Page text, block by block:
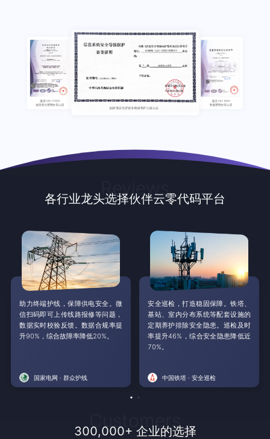
Reviews
各行业龙头选择伙伴云零代码平台
助力终端护线，保障供电安全。微
信扫码即可上传线路报修等问题，
数据实时校验反馈。数据合规率提
升90%，综合故障率降低20%。
国家电网 · 群众护线
安全巡检，打造稳固保障。铁塔、
基站、室内分布系统等配套设施的
定期养护排除安全隐患。巡检及时
率提升46%，综合安全隐患降低近
70%。
中国铁塔 · 安全巡检
Customers
300,000+ 企业的选择